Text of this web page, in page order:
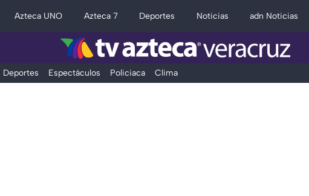
Azteca UNO Azteca 7 Deportes Noticias adn Noticias
Deportes Espectáculos Policiaca Clima